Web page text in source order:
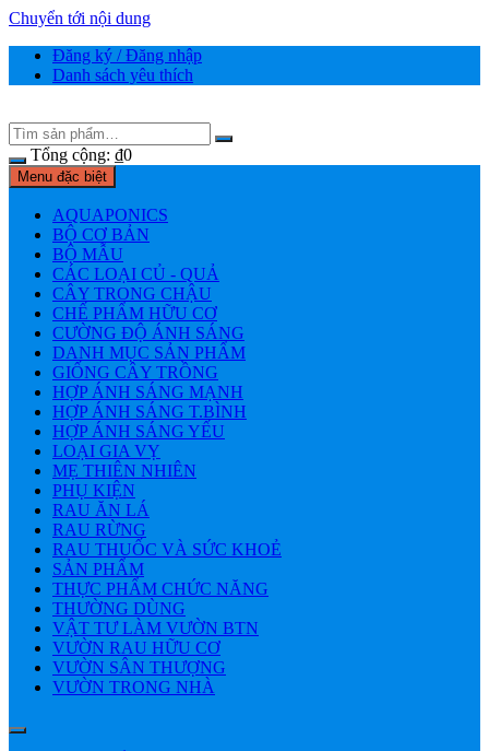
Chuyển tới nội dung
Đăng ký / Đăng nhập
Danh sách yêu thích
Tổng cộng: ₫0
Menu đặc biệt
AQUAPONICS
BỘ CƠ BẢN
BỘ MẪU
CÁC LOẠI CỦ - QUẢ
CÂY TRONG CHẬU
CHẾ PHẨM HỮU CƠ
CƯỜNG ĐỘ ÁNH SÁNG
DANH MỤC SẢN PHẨM
GIỐNG CÂY TRỒNG
HỢP ÁNH SÁNG MẠNH
HỢP ÁNH SÁNG T.BÌNH
HỢP ÁNH SÁNG YẾU
LOẠI GIA VỴ
MẸ THIÊN NHIÊN
PHỤ KIỆN
RAU ĂN LÁ
RAU RỪNG
RAU THUỐC VÀ SỨC KHOẺ
SẢN PHẨM
THỰC PHẨM CHỨC NĂNG
THƯỜNG DÙNG
VẬT TƯ LÀM VƯỜN BTN
VƯỜN RAU HỮU CƠ
VƯỜN SÂN THƯỢNG
VƯỜN TRONG NHÀ